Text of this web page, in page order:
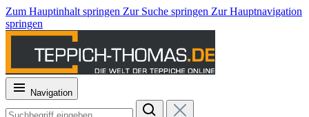
Zum Hauptinhalt springen Zur Suche springen Zur Hauptnavigation
springen
Navigation